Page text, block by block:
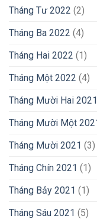
Tháng Tư 2022 (2)
Tháng Ba 2022 (4)
Tháng Hai 2022 (1)
Tháng Một 2022 (4)
Tháng Mười Hai 2021
Tháng Mười Một
Tháng Mười 2021 (3)
Tháng Chín 2021 (1)
Tháng Bảy 2021 (1)
Tháng Sáu 2021 (5)